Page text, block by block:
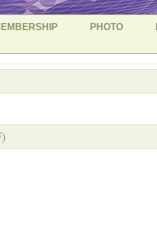
PHOTO